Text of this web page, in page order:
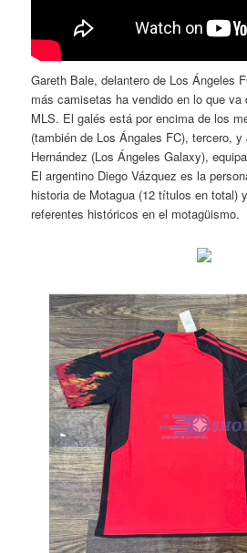
Gareth Bale, delantero de Los Ángeles
más camisetas ha vendido en lo que va
MLS. El galés está por encima de los
(también de Los Ángales FC), tercero, y
Hernández (Los Ángeles Galaxy),
El argentino Diego Vázquez es la
historia de Motagua (12 títulos en total)
referentes históricos en el motagüismo.